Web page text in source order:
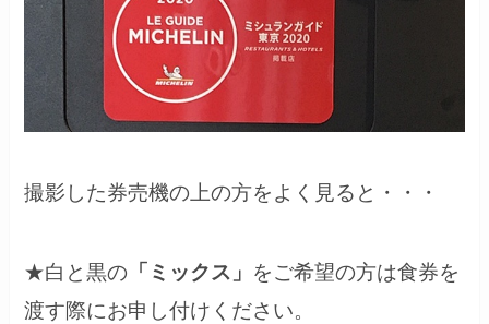
撮影した券売機の上の方をよく見ると・・・
★白と黒の 「ミックス」 をご希望の方は食券を
渡す際にお申し付けください。